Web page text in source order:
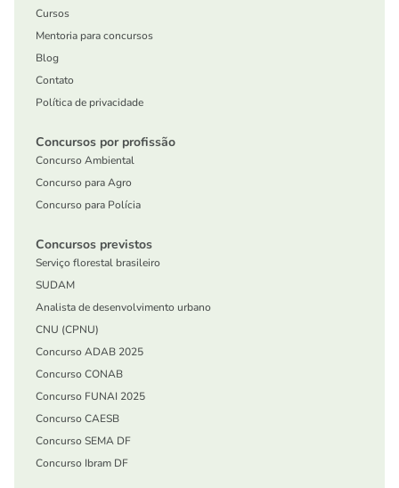
Cursos
Mentoria para concursos
Blog
Contato
Política de privacidade
Concursos por profissão
Concurso Ambiental
Concurso para Agro
Concurso para Polícia
Concursos previstos
Serviço florestal brasileiro
SUDAM
Analista de desenvolvimento urbano
CNU (CPNU)
Concurso ADAB 2025
Concurso CONAB
Concurso FUNAI 2025
Concurso CAESB
Concurso SEMA DF
Concurso Ibram DF